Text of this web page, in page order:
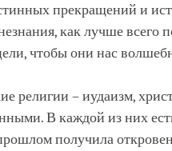
прекращений и
как лучше всего
чтобы они нас
религии – иудаизм,
В каждой из них
получила